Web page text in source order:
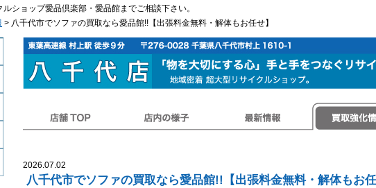
ショップ愛品倶楽部・愛品館までご相談下さい。
> 八千代市でソファの買取なら愛品館!!【出張料金無料・解体もお任せ】
2026.07.02
八千代市でソファの買取なら愛品館!!【出張料金無料・解体もお任